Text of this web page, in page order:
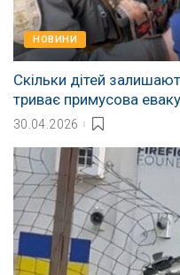
НОВИНИ
Скільки дітей
триває примусова
30.04.2026